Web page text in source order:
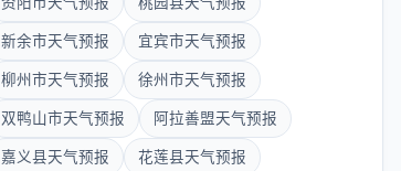
新余市天气预报 宜宾市天气预报
柳州市天气预报 徐州市天气预报
双鸭山市天气预报 阿拉善盟天气预报
嘉义县天气预报 花莲县天气预报